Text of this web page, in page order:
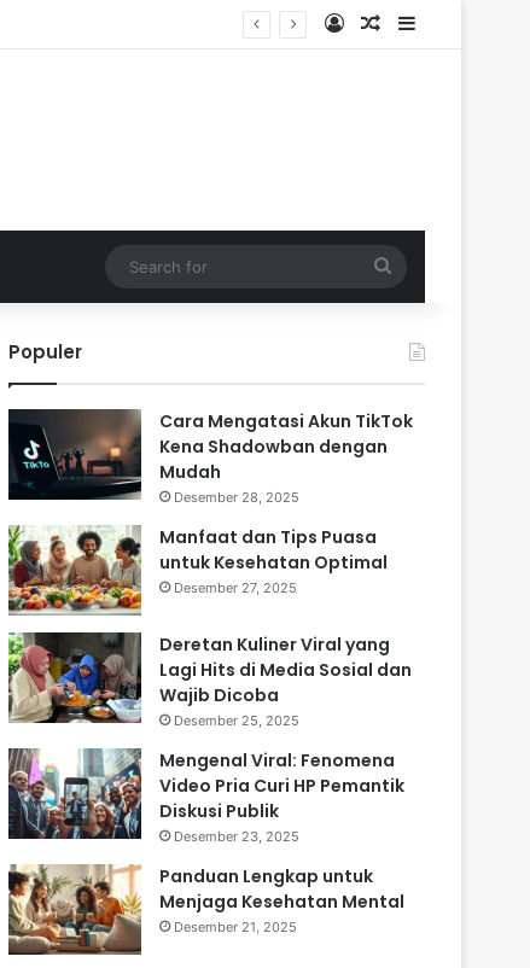
Log InRandom Article
Sidebar
for
Populer
Cara Mengatasi Akun TikTok
Kena Shadowban dengan
Mudah
Desember 28, 2025
Manfaat dan Tips Puasa
untuk Kesehatan Optimal
Desember 27, 2025
Deretan Kuliner Viral yang
Lagi Hits di Media Sosial dan
Wajib Dicoba
Desember 25, 2025
Mengenal Viral: Fenomena
Video Pria Curi HP Pemantik
Diskusi Publik
Desember 23, 2025
Panduan Lengkap untuk
Menjaga Kesehatan Mental
Desember 21, 2025